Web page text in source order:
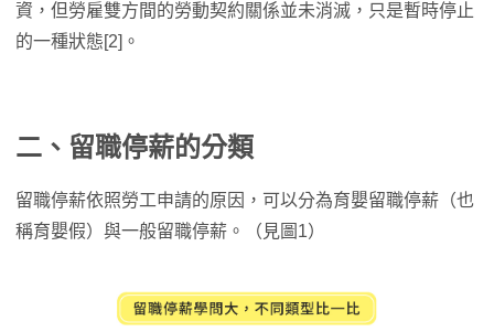
資，但勞雇雙方間的勞動契約關係並未消滅，只是暫時停止
的一種狀態[2]。
二、留職停薪的分類
留職停薪依照勞工申請的原因，可以分為育嬰留職停薪（也
稱育嬰假）與一般留職停薪。（見圖1）